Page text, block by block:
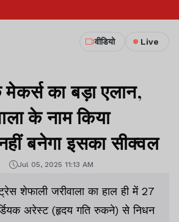
वीडियो Live
का बड़ा एलान,
के नाम किया
बनेगा इसका सीक्वल
Jul 05, 2025 11:13 AM
शेफाली जरीवाला का हाल ही में 27
अरेस्ट (हृदय गति रुकने) से निधन